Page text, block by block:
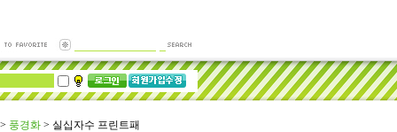
> 풍경화 > 실십자수 프린트패